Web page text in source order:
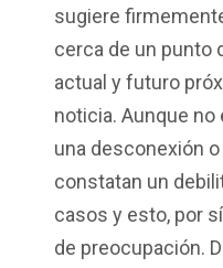
sugiere
cerca de un punto
actual y futuro
noticia. Aunque
una desconexión
constatan un
casos y esto, por
de preocupación.